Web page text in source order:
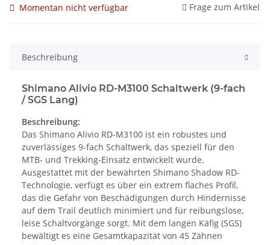
Momentan nicht verfügbar Frage zum Artikel
Beschreibung
Shimano Alivio RD-M3100 Schaltwerk (9-fach
/ SGS Lang)
Beschreibung:
Das Shimano Alivio RD-M3100 ist ein robustes und
zuverlässiges 9-fach Schaltwerk, das speziell für den
MTB- und Trekking-Einsatz entwickelt wurde.
Ausgestattet mit der bewährten Shimano Shadow RD-
Technologie, verfügt es über ein extrem flaches Profil,
das die Gefahr von Beschädigungen durch Hindernisse
auf dem Trail deutlich minimiert und für reibungslose,
leise Schaltvorgänge sorgt. Mit dem langen Käfig (SGS)
bewältigt es eine Gesamtkapazität von 45 Zähnen